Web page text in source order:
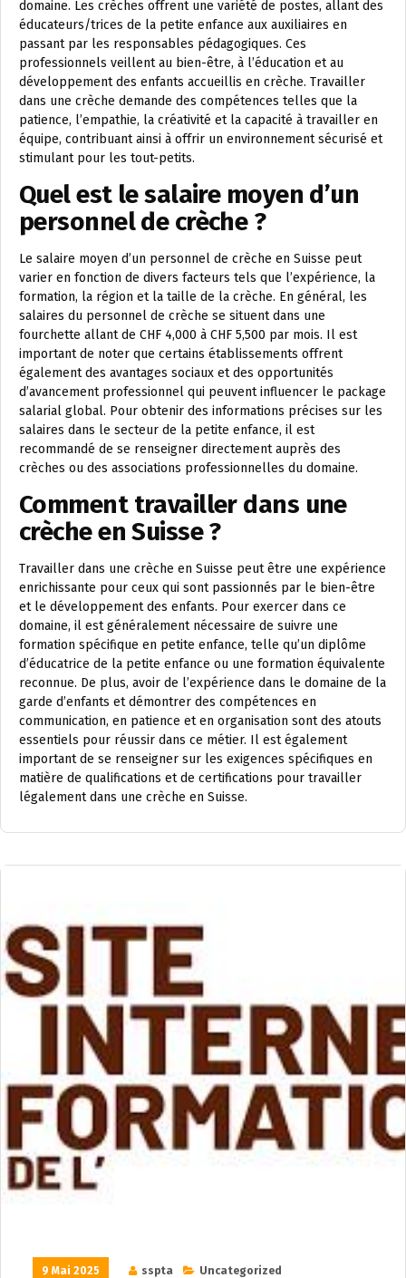
domaine. Les crèches offrent une variété de postes, allant des
éducateurs/trices de la petite enfance aux auxiliaires en
passant par les responsables pédagogiques. Ces
professionnels veillent au bien-être, à l’éducation et au
développement des enfants accueillis en crèche. Travailler
dans une crèche demande des compétences telles que la
patience, l’empathie, la créativité et la capacité à travailler en
équipe, contribuant ainsi à offrir un environnement sécurisé et
stimulant pour les tout-petits.
Quel est le salaire moyen d’un
personnel de crèche ?
Le salaire moyen d’un personnel de crèche en Suisse peut
varier en fonction de divers facteurs tels que l’expérience, la
formation, la région et la taille de la crèche. En général, les
salaires du personnel de crèche se situent dans une
fourchette allant de CHF 4,000 à CHF 5,500 par mois. Il est
important de noter que certains établissements offrent
également des avantages sociaux et des opportunités
d’avancement professionnel qui peuvent influencer le package
salarial global. Pour obtenir des informations précises sur les
salaires dans le secteur de la petite enfance, il est
recommandé de se renseigner directement auprès des
crèches ou des associations professionnelles du domaine.
Comment travailler dans une
crèche en Suisse ?
Travailler dans une crèche en Suisse peut être une expérience
enrichissante pour ceux qui sont passionnés par le bien-être
et le développement des enfants. Pour exercer dans ce
domaine, il est généralement nécessaire de suivre une
formation spécifique en petite enfance, telle qu’un diplôme
d’éducatrice de la petite enfance ou une formation équivalente
reconnue. De plus, avoir de l’expérience dans le domaine de la
garde d’enfants et démontrer des compétences en
communication, en patience et en organisation sont des atouts
essentiels pour réussir dans ce métier. Il est également
important de se renseigner sur les exigences spécifiques en
matière de qualifications et de certifications pour travailler
légalement dans une crèche en Suisse.
9 Mai 2025 sspta
Uncategorized